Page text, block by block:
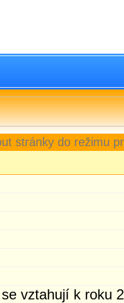
stránky do režimu
vztahují k roku